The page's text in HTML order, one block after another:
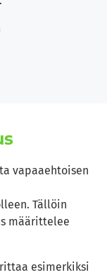
vapaaehtoisen
Tällöin
määrittelee
esimerkiksi